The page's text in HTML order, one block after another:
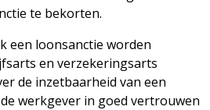
te bekorten.
een loonsanctie worden
en verzekeringsarts
de inzetbaarheid van een
werkgever in goed vertrouwen